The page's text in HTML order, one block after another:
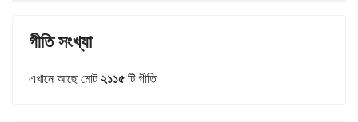
গীতি সংখ্যা
এখানে আছে মোট২১১৫ টি গীতি